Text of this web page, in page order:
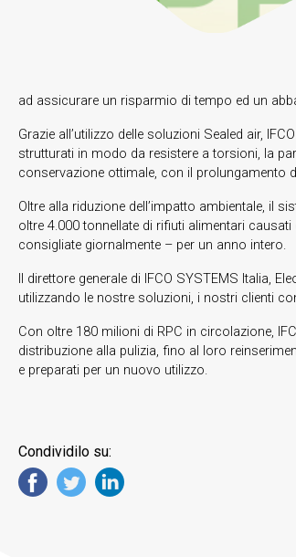
ad assicurare un risparmio di tempo ed un
Grazie all’utilizzo delle soluzioni Sealed air,
strutturati in modo da resistere a torsioni, la
conservazione ottimale, con il prolungamento
Oltre alla riduzione dell’impatto ambientale, il
oltre 4.000 tonnellate di rifiuti alimentari
consigliate giornalmente – per un anno intero.
Il direttore generale di IFCO SYSTEMS Italia,
utilizzando le nostre soluzioni, i nostri clienti
Con oltre 180 milioni di RPC in circolazione,
distribuzione alla pulizia, fino al loro
e preparati per un nuovo utilizzo.
Condividilo su: